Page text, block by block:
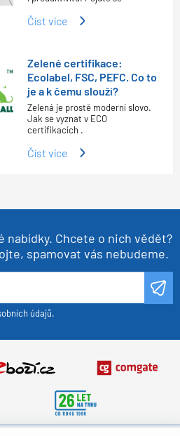
Číst více
Zelené certifikace:
Ecolabel, FSC, PEFC. Co to
je a k čemu slouží?
Zelená je prostě moderní slovo.
Jak se vyznat v ECO
certifikacích .
Číst více
nabídky. Chcete o nich vědět?
spamovat vás nebudeme.
údajů.